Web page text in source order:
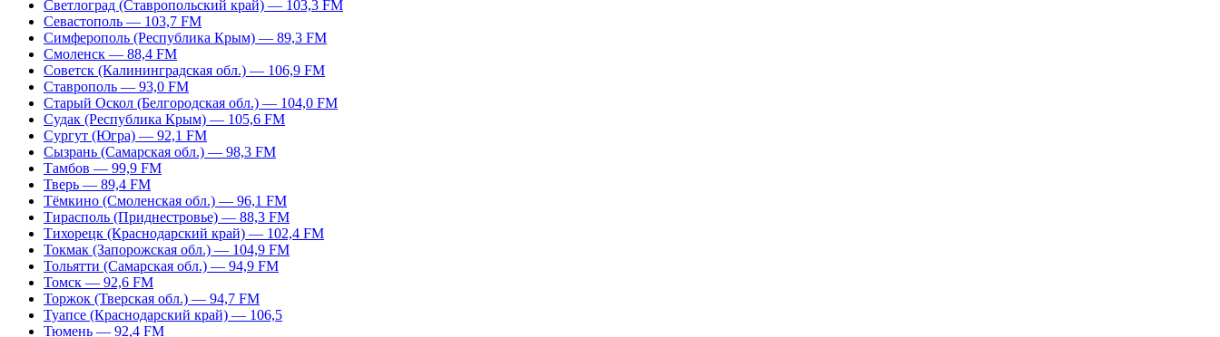
Светлоград (Ставропольский край) — 103,3 FM
Севастополь — 103,7 FM
Симферополь (Республика Крым) — 89,3 FM
Смоленск — 88,4 FM
Советск (Калининградская обл.) — 106,9 FM
Ставрополь — 93,0 FM
Старый Оскол (Белгородская обл.) — 104,0 FM
Судак (Республика Крым) — 105,6 FM
Сургут (Югра) — 92,1 FM
Сызрань (Самарская обл.) — 98,3 FM
Тамбов — 99,9 FM
Тверь — 89,4 FM
Тёмкино (Смоленская обл.) — 96,1 FM
Тирасполь (Приднестровье) — 88,3 FM
Тихорецк (Краснодарский край) — 102,4 FM
Токмак (Запорожская обл.) — 104,9 FM
Тольятти (Самарская обл.) — 94,9 FM
Томск — 92,6 FM
Торжок (Тверская обл.) — 94,7 FM
Туапсе (Краснодарский край) — 106,5
Тюмень — 92,4 FM